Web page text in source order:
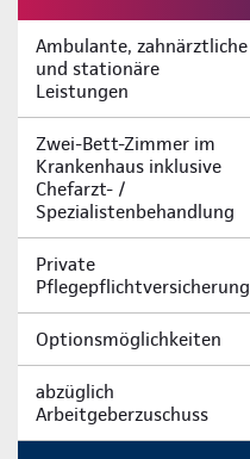
Ambulante, zahnärztliche
und stationäre
Leistungen
Zwei-­Bett-­Zimmer im
Krankenhaus inklusive
Chefarzt- /
Spezialistenbehandlung
Private
Pflegepflichtversicherung
Optionsmöglichkeiten
abzüglich
Arbeitgeberzuschuss